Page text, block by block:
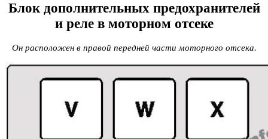
Блок дополнительных предохранителей
и реле в моторном отсеке
Он расположен в правой передней части моторного отсека.